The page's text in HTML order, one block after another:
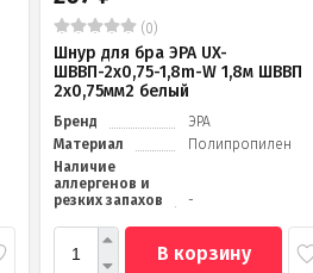
(0)
Шнур для бра ЭРА UX-
ШВВП-2x0,75-1,8m-W 1,8м ШВВП
2x0,75мм2 белый
Бренд
ЭРА
Материал
Полипропилен
Наличие
аллергенов и
резких запахов
-
В корзину